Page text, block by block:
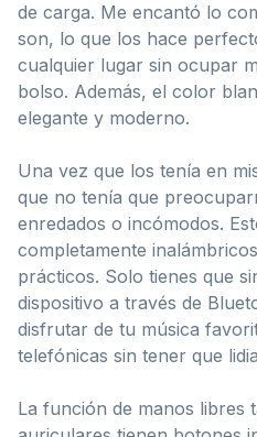
de carga. Me encantó lo
son, lo que los hace
cualquier lugar sin ocupar
bolso. Además, el color
elegante y moderno.
Una vez que los tenía en
que no tenía que
enredados o incómodos.
completamente
prácticos. Solo tienes que
dispositivo a través de
disfrutar de tu música
telefónicas sin tener que
La función de manos libres